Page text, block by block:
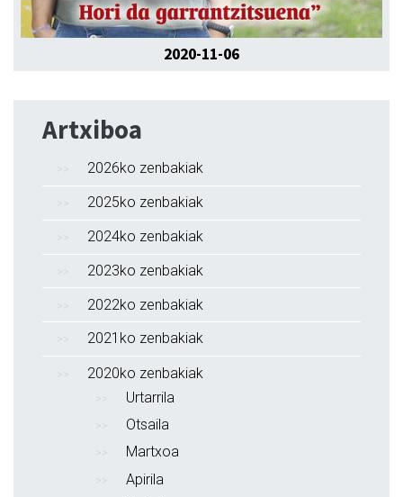
2020-11-06
Artxiboa
2026ko zenbakiak
2025ko zenbakiak
2024ko zenbakiak
2023ko zenbakiak
2022ko zenbakiak
2021ko zenbakiak
2020ko zenbakiak
Urtarrila
Otsaila
Martxoa
Apirila